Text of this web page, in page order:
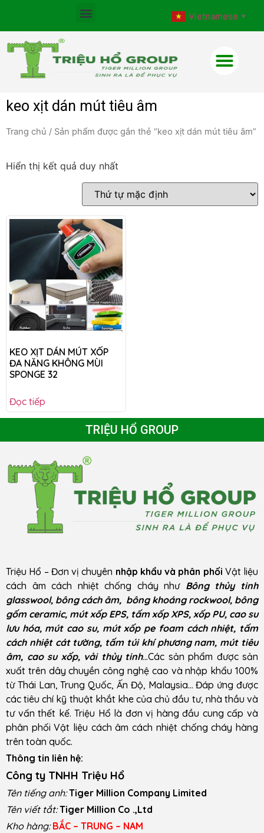
Vietnamese ▼
keo xịt dán mút tiêu âm
Trang chủ / Sản phẩm được gắn thẻ “keo xịt dán mút tiêu âm”
Hiển thị kết quả duy nhất
KEO XỊT DÁN MÚT XỐP
ĐA NĂNG KHÔNG MÙI
SPONGE 32
Đọc tiếp
TRIỆU HỔ GROUP
Triệu Hổ – Đơn vị chuyên nhập khẩu và phân phối Vật liệu
cách âm cách nhiệt chống cháy như Bông thủy tinh
glasswool, bông cách âm, bông khoáng rockwool, bông
gốm ceramic, mút xốp EPS, tấm xốp XPS, xốp PU, cao su
lưu hóa, mút cao su, mút xốp pe foam cách nhiệt, tấm
cách nhiệt cát tường, tấm túi khí phương nam, mút tiêu
âm, cao su xốp, vải thủy tinh...Các sản phẩm được sản
xuất trên dây chuyền công nghệ cao và nhập khẩu 100%
từ Thái Lan, Trung Quốc, Ấn Độ, Malaysia… Đáp ứng được
các tiêu chí kỹ thuật khắt khe của chủ đầu tư, nhà thầu và
tư vấn thết kế. Triệu Hổ là đơn vị hàng đầu cung cấp và
phân phối Vật liệu cách âm cách nhiệt chống cháy hàng
trên toàn quốc.
Thông tin liên hệ:
Công ty TNHH Triệu Hổ
Tên tiếng anh: Tiger Million Company Limited
Tên viết tắt: Tiger Million Co .,Ltd
Kho hàng: BẮC – TRUNG – NAM